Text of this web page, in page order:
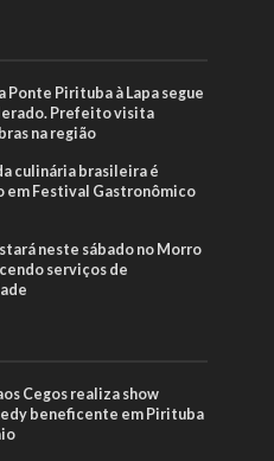
Ponte Pirituba à Lapa segue
Prefeito visita
na região
culinária brasileira é
em Festival Gastronômico
neste sábado no Morro
serviços de
Cegos realiza show
beneficente em Pirituba